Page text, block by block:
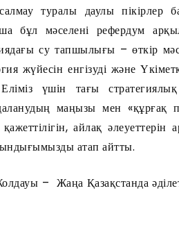
туралы даулы пікірлер
мәселені рефердум
су тапшылығы – өткір
жүйесін енгізуді және
үшін тағы
маңызы мен «құрғақ
айлақ
атап айтты.
– Жаңа Қазақстанда